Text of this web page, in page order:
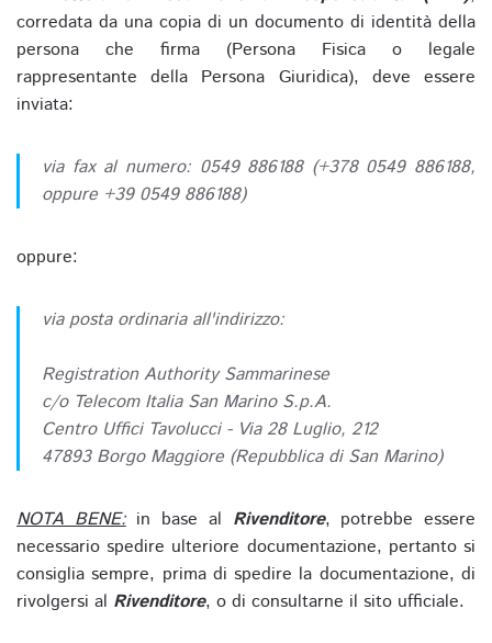
corredata da una copia di un documento di identità della
persona che firma (Persona Fisica o legale
rappresentante della Persona Giuridica), deve essere
inviata:
via fax al numero: 0549 886188 (+378 0549 886188,
oppure +39 0549 886188)
oppure:
via posta ordinaria all'indirizzo:
Registration Authority Sammarinese
c/o Telecom Italia San Marino S.p.A.
Centro Uffici Tavolucci - Via 28 Luglio, 212
47893 Borgo Maggiore (Repubblica di San Marino)
NOTA BENE:in base al Rivenditore, potrebbe essere
necessario spedire ulteriore documentazione, pertanto si
consiglia sempre, prima di spedire la documentazione, di
rivolgersi al Rivenditore, o di consultarne il sito ufficiale.